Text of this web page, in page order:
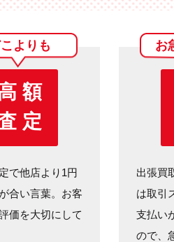
よりも
額
定
で他店より1円
合い言葉。お客
価を大切にして
お
出張買
は取引
支払い
ので、